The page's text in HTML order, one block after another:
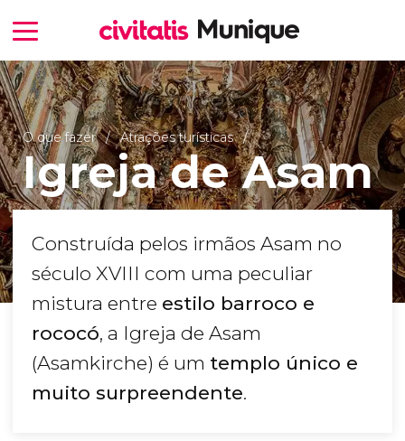
O que fazer Atrações turísticas
Igreja de Asam
Construída pelos irmãos Asam no
século XVIII com uma peculiar
mistura entre estilo barroco e
rococó, a Igreja de Asam
(Asamkirche) é um templo único e
muito surpreendente.